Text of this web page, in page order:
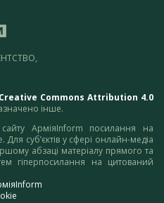
Creative Commons Attribution 4.0
інше.
АрміяInform посилання на
Для суб’єктів у сфері онлайн-медіа
абзаці матеріалу прямого та
гіперпосилання на цитований